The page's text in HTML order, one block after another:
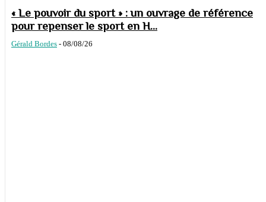
« Le pouvoir du sport » : un ouvrage de référence
pour repenser le sport en H...
Gérald Bordes - 08/08/26